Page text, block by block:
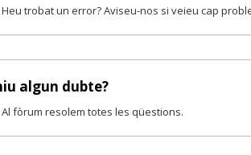
Heu trobat un error? Aviseu-nos si veieu cap
algun dubte?
Al fòrum resolem totes les qüestions.